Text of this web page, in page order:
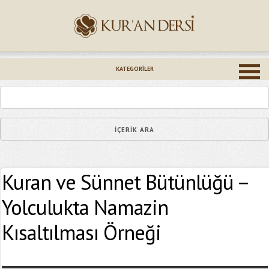
KATEGORILER
Kuran ve Sünnet Bütünlüğü –
Yolculukta Namazin
Kısaltılması Örneği
Epostanız (*)
Yaşadığınız Hatanın Ayrıntıları